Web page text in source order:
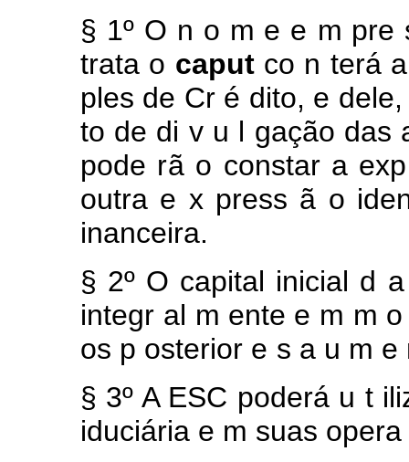
§ 1º O n o m e e m pre
trata o caput co n terá
ples de Cr é dito, e
to de di v u l gação das
pode rã o constar a
outra e x press ã o
inanceira.
§ 2º O capital inicial d
integr al m ente e m m
os p osterior e s a u m e
§ 3º A ESC poderá u t
iduciária e m suas